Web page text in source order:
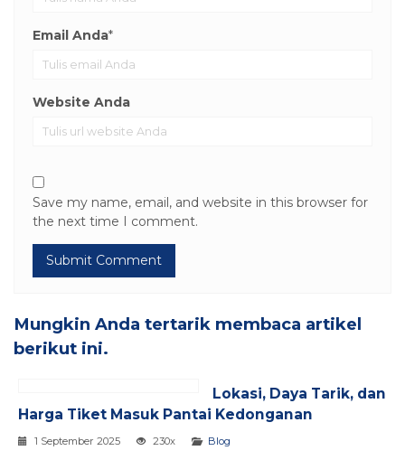
Email Anda*
Website Anda
Save my name, email, and website in this browser for
the next time I comment.
Mungkin Anda tertarik membaca artikel
berikut ini.
Lokasi, Daya Tarik, dan
Harga Tiket Masuk Pantai Kedonganan
1 September 2025 230x Blog